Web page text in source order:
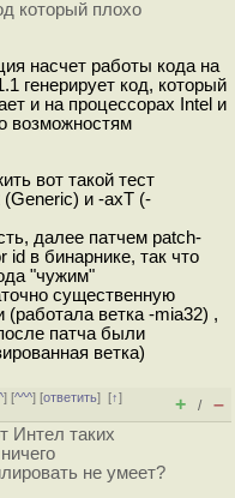
который плохо
насчет работы кода на
генерирует код, который
и на процессорах Intel и
возможностям
вот такой тест
(Generic) и -axT (-
далее патчем patch-
в бинарнике, так что
"чужим"
существенную
(работала ветка -mia32) ,
патча были
ветка)
] [^^^] [ответить][↑]
+ / –
Интел таких
не умеет?